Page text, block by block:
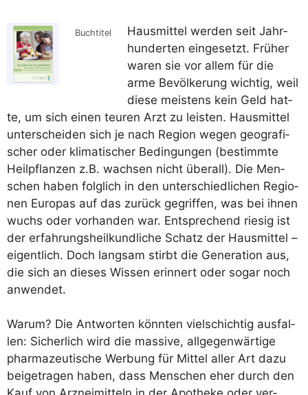
Buch­ti­tel
Haus­mit­tel wer­den seit Jahr­
hun­der­ten ein­ge­setzt. Frü­her
waren sie vor allem für die
arme Bevöl­ke­rung wich­tig, weil
die­se meis­tens kein Geld hat­
te, um sich einen teu­ren Arzt zu leis­ten. Haus­mit­tel
unter­schei­den sich je nach Regi­on wegen geo­gra­fi­
scher oder kli­ma­ti­scher Bedin­gun­gen (bestimm­te
Heil­pflan­zen z.B. wach­sen nicht über­all). Die Men­
schen haben folg­lich in den unter­schied­li­chen Regio­
nen Euro­pas auf das zurück gegrif­fen, was bei ihnen
wuchs oder vor­han­den war. Ent­spre­chend rie­sig ist
der erfah­rungs­heil­kund­li­che Schatz der Haus­mit­tel –
eigent­lich. Doch lang­sam stirbt die Gene­ra­ti­on aus,
die sich an die­ses Wis­sen erin­nert oder sogar noch
anwendet.
War­um? Die Ant­wor­ten könn­ten viel­schich­tig aus­fal­
len: Sicher­lich wird die mas­si­ve, all­ge­gen­wär­ti­ge
phar­ma­zeu­ti­sche Wer­bung für Mit­tel aller Art dazu
bei­getra­gen haben, dass Men­schen eher durch den